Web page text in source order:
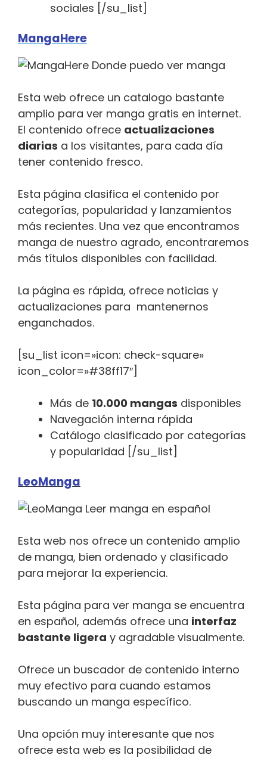
sociales [/su_list]
MangaHere
Esta web ofrece un catalogo bastante
amplio para ver manga gratis en internet.
El contenido ofrece actualizaciones
diarias a los visitantes, para cada día
tener contenido fresco.
Esta página clasifica el contenido por
categorías, popularidad y lanzamientos
más recientes. Una vez que encontramos
manga de nuestro agrado, encontraremos
más títulos disponibles con facilidad.
La página es rápida, ofrece noticias y
actualizaciones para mantenernos
enganchados.
[su_list icon=»icon: check-square»
icon_color=»#38ff17″]
Más de 10.000 mangas disponibles
Navegación interna rápida
Catálogo clasificado por categorías
y popularidad [/su_list]
LeoManga
Esta web nos ofrece un contenido amplio
de manga, bien ordenado y clasificado
para mejorar la experiencia.
Esta página para ver manga se encuentra
en español, además ofrece una interfaz
bastante ligera y agradable visualmente.
Ofrece un buscador de contenido interno
muy efectivo para cuando estamos
buscando un manga específico.
Una opción muy interesante que nos
ofrece esta web es la posibilidad de